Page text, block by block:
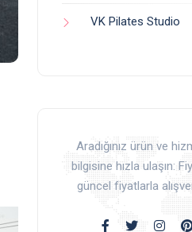
VK Pilates Studio
Aradığınız ürün ve
bilgisine hızla ulaşın:
güncel fiyatlarla